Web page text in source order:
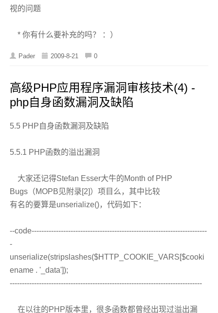
视的问题
* 你有什么要补充的吗？ ：）
Pader 2009-8-21 0
高级PHP应用程序漏洞审核技术(4) -
php自身函数漏洞及缺陷
5.5 PHP自身函数漏洞及缺陷
5.5.1 PHP函数的溢出漏洞
大家还记得Stefan Esser大牛的Month of PHP
Bugs（MOPB见附录[2]）项目么，其中比较
有名的要算是unserialize()，代码如下：
--code------------------------------------------------------------------------
-
unserialize(stripslashes($HTTP_COOKIE_VARS[$cooki
ename . '_data']);
-------------------------------------------------------------------------------
在以往的PHP版本里，很多函数都曾经出现过溢出漏